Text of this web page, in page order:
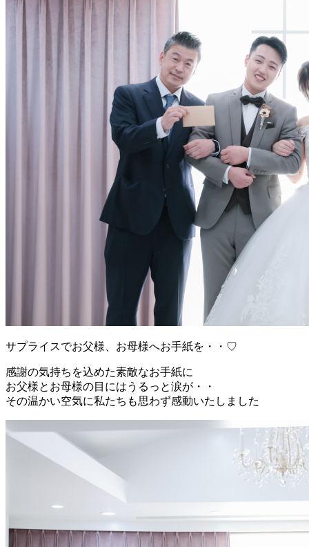
サプライスでお父様、お母様へお手紙を・・♡
感謝の気持ちを込めた素敵なお手紙に
お父様とお母様の目にはうるっと涙が・・
その温かい空気に私たちも思わず感動いたしました